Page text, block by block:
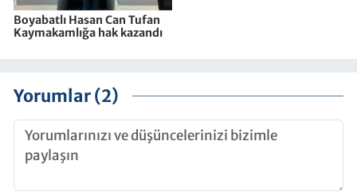
Boyabatlı Hasan Can Tufan
Kaymakamlığa hak kazandı
Yorumlar (2)